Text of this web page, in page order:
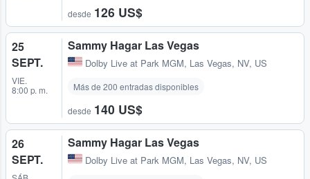
desde 126 US$
25
SEPT.
VIE.
8:00 p. m.
Sammy Hagar Las Vegas
Dolby Live at Park MGM, Las Vegas, NV, US
Más de 200 entradas disponibles
desde 140 US$
26
SEPT.
Sammy Hagar Las Vegas
Dolby Live at Park MGM, Las Vegas, NV, US